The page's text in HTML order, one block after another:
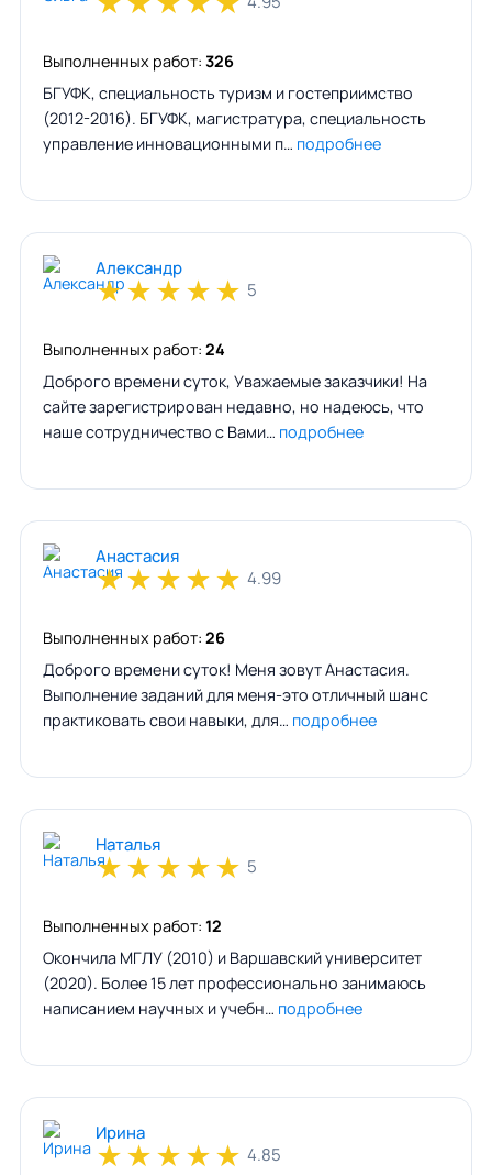
Выполненных работ: 326
БГУФК, специальность туризм и гостеприимство
(2012-2016). БГУФК, магистратура, специальность
управление инновационными п… подробнее
Александр
★★★★★ 5
Выполненных работ: 24
Доброго времени суток, Уважаемые заказчики! На
сайте зарегистрирован недавно, но надеюсь, что
наше сотрудничество с Вами… подробнее
Анастасия
★★★★★ 4.99
Выполненных работ: 26
Доброго времени суток! Меня зовут Анастасия.
Выполнение заданий для меня-это отличный шанс
практиковать свои навыки, для… подробнее
Наталья
★★★★★ 5
Выполненных работ: 12
Окончила МГЛУ (2010) и Варшавский университет
(2020). Более 15 лет профессионально занимаюсь
написанием научных и учебн… подробнее
Ирина
★★★★★ 4.85